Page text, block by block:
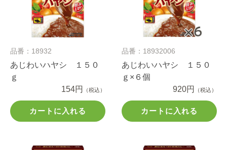
品番：18932
あじわいハヤシ １５０
ｇ
154円
（税込）
カートに入れる
品番：18932006
あじわいハヤシ １５０
ｇ×６個
920円
（税込）
カートに入れる